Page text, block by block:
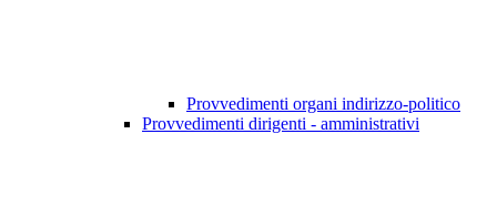
Provvedimenti organi indirizzo-politico
Provvedimenti dirigenti - amministrativi